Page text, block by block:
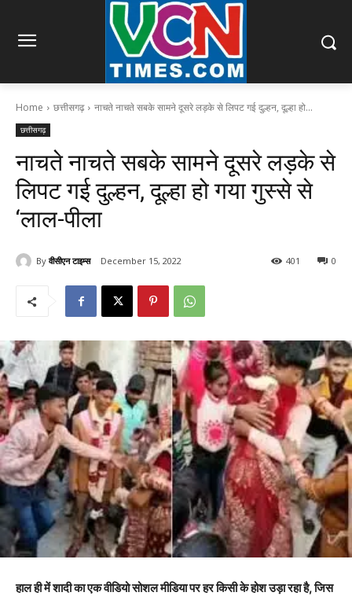
Home छत्तीसगढ़ नाचते नाचते सबके सामने दूसरे लड़के से लिपट गई दुल्हन, दूल्हा हो...
छत्तीसगढ़
नाचते नाचते सबके सामने दूसरे लड़के से
लिपट गई दुल्हन, दूल्हा हो गया गुस्से से
‘लाल-पीला
By वीसीएन टाइम्स December 15, 2022 0
401
हाल ही में शादी का एक वीडियो सोशल मीडिया पर हर किसी के होश उड़ा रहा है,जिस